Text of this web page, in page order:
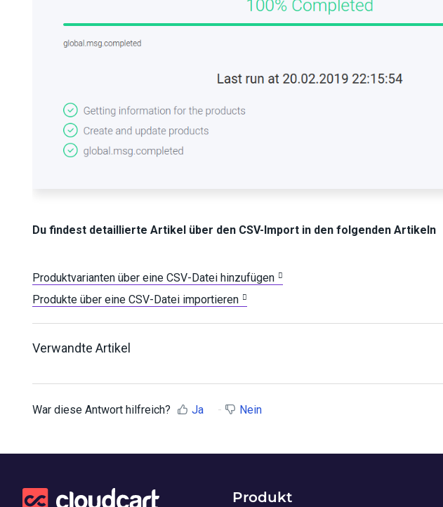
Du findest detaillierte Artikel über den CSV-Import in den folgenden Artikeln
Produktvarianten über eine CSV-Datei hinzufügen
Produkte über eine CSV-Datei importieren
Verwandte Artikel
War diese Antwort hilfreich? Ja Nein
Produkt